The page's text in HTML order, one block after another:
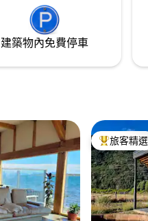
建築物內免費停車
旅客精選
旅客精選